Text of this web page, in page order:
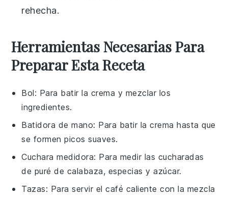
rehecha.
Herramientas Necesarias Para
Preparar Esta Receta
Bol: Para batir la crema y mezclar los
ingredientes.
Batidora de mano: Para batir la crema hasta que
se formen picos suaves.
Cuchara medidora: Para medir las cucharadas
de puré de calabaza, especias y azúcar.
Tazas: Para servir el café caliente con la mezcla